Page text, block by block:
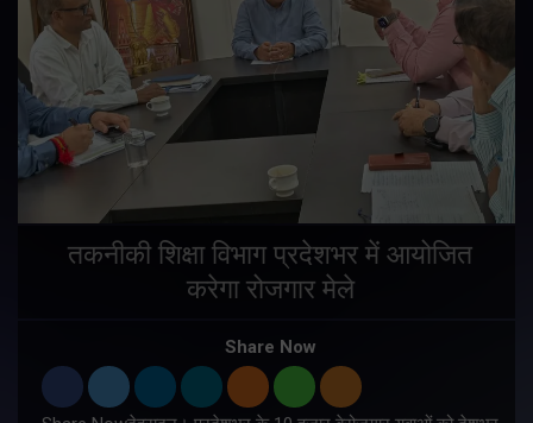
तकनीकी शिक्षा विभाग प्रदेशभर में आयोजित
करेगा रोजगार मेले
Share Now